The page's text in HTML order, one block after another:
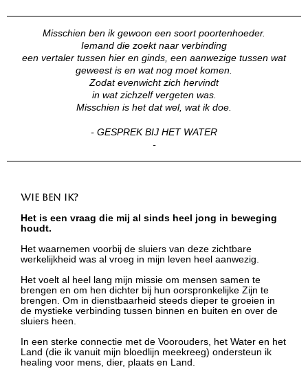
Misschien ben ik gewoon een soort poortenhoeder.
Iemand die zoekt naar verbinding
een vertaler tussen hier en ginds, een aanwezige tussen wat
geweest is en wat nog moet komen.
Zodat evenwicht zich hervindt
in wat zichzelf vergeten was.
Misschien is het dat wel, wat ik doe.
- GESPREK BIJ HET WATER
-
Wie ben ik?
Het is een vraag die mij al sinds heel jong in beweging
houdt.
Het waarnemen voorbij de sluiers van deze zichtbare
werkelijkheid was al vroeg in mijn leven heel aanwezig.
Het voelt al heel lang mijn missie om mensen samen te
brengen en om hen dichter bij hun oorspronkelijke Zijn te
brengen. Om in dienstbaarheid steeds dieper te groeien in
de mystieke verbinding tussen binnen en buiten en over de
sluiers heen.
In een sterke connectie met de Voorouders, het Water en het
Land (die ik vanuit mijn bloedlijn meekreeg) ondersteun ik
healing voor mens, dier, plaats en Land.